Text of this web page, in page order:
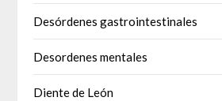
Desórdenes gastrointestinales
Desordenes mentales
Diente de León